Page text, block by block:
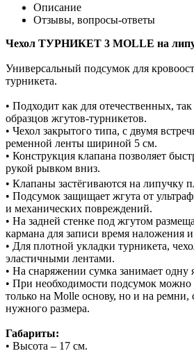
Описание
Отзывы, вопросы-ответы
Чехол ТУРНИКЕТ 3 MOLLE на
Универсальный подсумок для
турникета.
• Подходит как для отечественных,
образцов жгутов-турникетов.
• Чехол закрытого типа, с двумя
ременной ленты шириной 5 см.
• Конструкция клапана позволяет
рукой рывком вниз.
• Клапаны застёгиваются на липучку
• Подсумок защищает жгута от
и механических повреждений.
• На задней стенке под жгутом
кармана для записи время наложения
• Для плотной укладки турникета,
эластичными лентами.
• На снаряжении сумка занимает одну
• При необходимости подсумок можно
только на Molle основу, но и на ремни,
нужного размера.
Габариты:
• Высота – 17 см.